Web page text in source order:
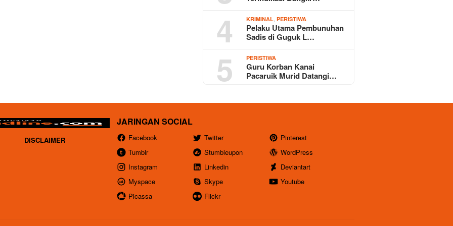
4 KRIMINAL,PERISTIWA
Pelaku Utama Pembunuhan
Sadis di Guguk L…
5 PERISTIWA
Guru Korban Kanai
Pacaruik Murid Datangi…
DISCLAIMER
JARINGAN SOCIAL
Facebook Twitter
Pinterest
Tumblr
Stumbleupon
WordPress
Instagram
Linkedin
Deviantart
Myspace
Skype
Youtube
Picassa
Flickr